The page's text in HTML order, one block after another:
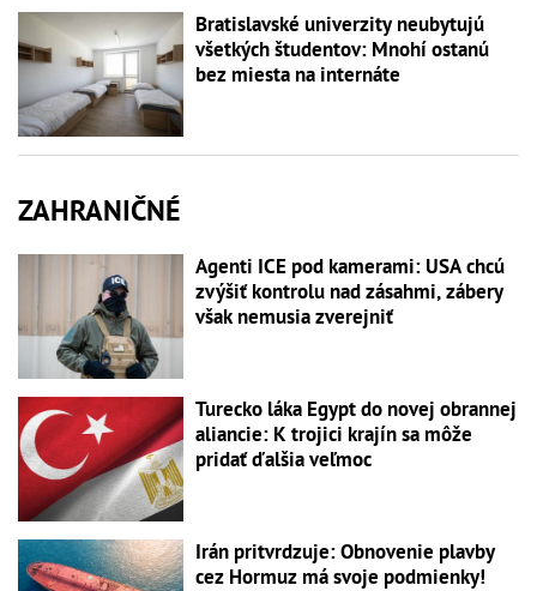
Bratislavské univerzity neubytujú
všetkých študentov: Mnohí ostanú
bez miesta na internáte
ZAHRANIČNÉ
Agenti ICE pod kamerami: USA chcú
zvýšiť kontrolu nad zásahmi, zábery
však nemusia zverejniť
Turecko láka Egypt do novej obrannej
aliancie: K trojici krajín sa môže
pridať ďalšia veľmoc
Irán pritvrdzuje: Obnovenie plavby
cez Hormuz má svoje podmienky!